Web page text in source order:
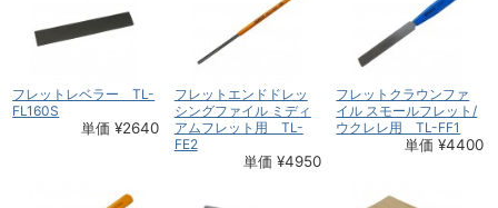
フレットレベラー TL-
FL160S
単価 ¥2640
フレットエンドドレッ
シングファイル ミディ
アムフレット用 TL-
FE2
単価 ¥4950
フレットクラウンファ
イル スモールフレット/
ウクレレ用 TL-FF1
単価 ¥4400